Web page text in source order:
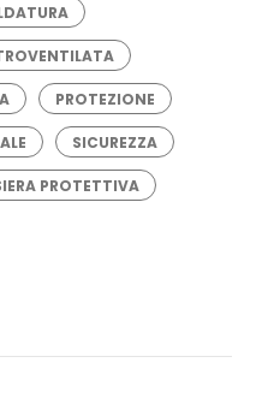
PROTEZIONE
SICUREZZA
PROTETTIVA